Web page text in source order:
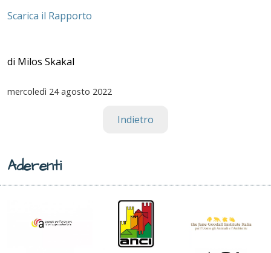
Scarica il Rapporto
di Milos Skakal
mercoledì 24 agosto 2022
Indietro
Aderenti